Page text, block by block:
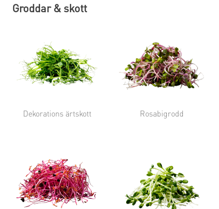
Groddar & skott
Dekorations ärtskott Rosabigrodd